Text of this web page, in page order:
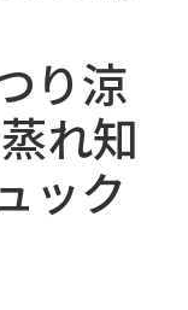
り涼
れ知
ック